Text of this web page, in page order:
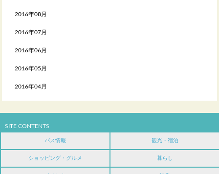
2016年08月
2016年07月
2016年06月
2016年05月
2016年04月
SITE CONTENTS
バス情報 観光・宿泊
ショッピング・グルメ 暮らし